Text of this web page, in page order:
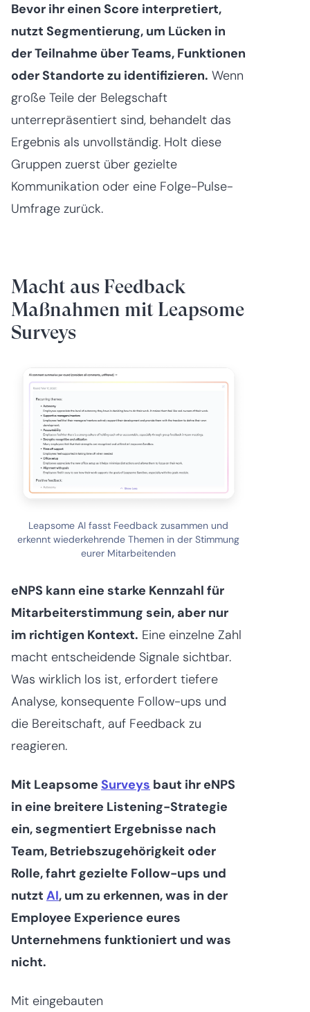
Bevor ihr einen Score interpretiert,
nutzt Segmentierung, um Lücken in
der Teilnahme über Teams, Funktionen
oder Standorte zu identifizieren. Wenn
große Teile der Belegschaft
unterrepräsentiert sind, behandelt das
Ergebnis als unvollständig. Holt diese
Gruppen zuerst über gezielte
Kommunikation oder eine Folge-Pulse-
Umfrage zurück.
Macht aus Feedback
Maßnahmen mit Leapsome
Surveys
Leapsome AI fasst Feedback zusammen und
erkennt wiederkehrende Themen in der Stimmung
eurer Mitarbeitenden
eNPS kann eine starke Kennzahl für
Mitarbeiterstimmung sein, aber nur
im richtigen Kontext. Eine einzelne Zahl
macht entscheidende Signale sichtbar.
Was wirklich los ist, erfordert tiefere
Analyse, konsequente Follow-ups und
die Bereitschaft, auf Feedback zu
reagieren.
Mit Leapsome Surveys baut ihr eNPS
in eine breitere Listening-Strategie
ein, segmentiert Ergebnisse nach
Team, Betriebszugehörigkeit oder
Rolle, fahrt gezielte Follow-ups und
nutzt AI, um zu erkennen, was in der
Employee Experience eures
Unternehmens funktioniert und was
nicht.
Mit eingebauten